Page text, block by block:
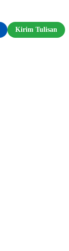
Kirim Tulisan